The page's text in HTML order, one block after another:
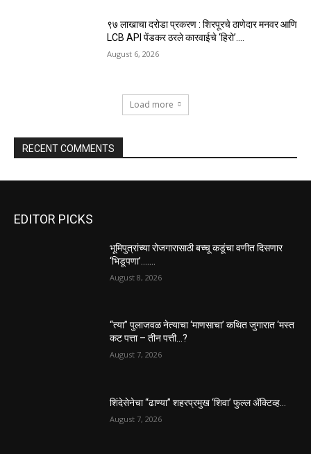
९७ लाखाचा दरोडा प्रकरण : शिरपूरचे ठाणेदार मनवर आणि
LCB API पेंडकर ठरले कारवाईचे ‘हिरो’….
August 6, 2026
Load more
RECENT COMMENTS
EDITOR PICKS
भूमिपुत्रांच्या रोजगारासाठी बच्चू कडूंचा वणीत दिसणार
‘भिडूपणा’…….
August 8, 2026
“त्या” पुलाजवळ नेत्याचा ‘माणसाचा’ कथित जुगारात ‘मस्त
कट पत्ता – तीन पत्ती…?
August 7, 2026
शिंदेसेनेचा “ढाण्या” शहरप्रमुख ‘शिवा’ फुल्ल ॲक्टिव्ह…
August 7, 2026